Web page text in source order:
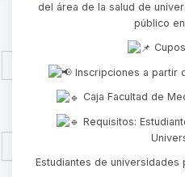
del área de la salud de
público
Inscripciones a partir
Caja Facultad de
Requisitos:
Estudiantes de universidades